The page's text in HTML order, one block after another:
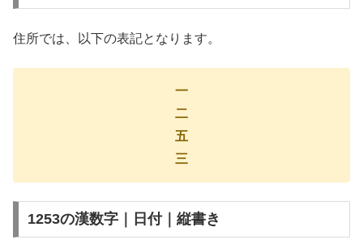
住所では、以下の表記となります。
一
二
五
三
1253の漢数字｜日付｜縦書き